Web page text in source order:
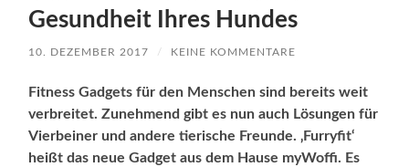
Gesundheit Ihres Hundes
10. DEZEMBER 2017 / KEINE KOMMENTARE
Fitness Gadgets für den Menschen sind bereits weit
verbreitet. Zunehmend gibt es nun auch Lösungen für
Vierbeiner und andere tierische Freunde. ‚Furryfit‘
heißt das neue Gadget aus dem Hause myWoffi. Es